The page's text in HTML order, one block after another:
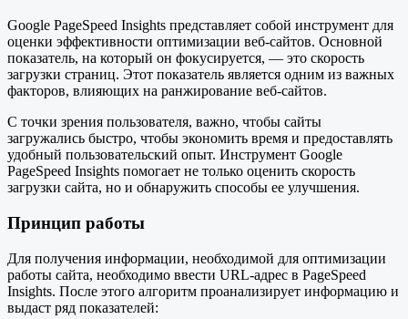
Google PageSpeed Insights представляет собой инструмент для
оценки эффективности оптимизации веб-сайтов. Основной
показатель, на который он фокусируется, — это скорость
загрузки страниц. Этот показатель является одним из важных
факторов, влияющих на ранжирование веб-сайтов.
С точки зрения пользователя, важно, чтобы сайты
загружались быстро, чтобы экономить время и предоставлять
удобный пользовательский опыт. Инструмент Google
PageSpeed Insights помогает не только оценить скорость
загрузки сайта, но и обнаружить способы ее улучшения.
Принцип работы
Для получения информации, необходимой для оптимизации
работы сайта, необходимо ввести URL-адрес в PageSpeed
Insights. После этого алгоритм проанализирует информацию и
выдаст ряд показателей: